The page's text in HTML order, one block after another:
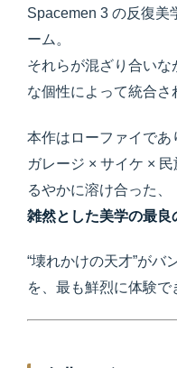
Spacemen 3 の反復美
ーム。
それらが混ざり合い
な個性によって統合さ
本作はローファイであ
ガレージ × サイケ × 民
るやかに溶け合った、
雑然とした美学の最良
“壊れかけの天才”がバ
を、最も鮮烈に体験で